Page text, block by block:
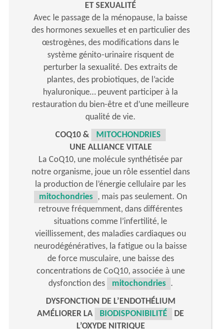
ET SEXUALITÉ
Avec le passage de la ménopause, la baisse
des hormones sexuelles et en particulier des
œstrogènes, des modifications dans le
système génito-urinaire risquent de
perturber la sexualité. Des extraits de
plantes, des probiotiques, de l’acide
hyaluronique… peuvent participer à la
restauration du bien-être et d’une meilleure
qualité de vie.
COQ10 &
MITOCHONDRIES
UNE ALLIANCE VITALE
La CoQ10, une molécule synthétisée par
notre organisme, joue un rôle essentiel dans
la production de l’énergie cellulaire par les
mitochondries , mais pas seulement. On
retrouve fréquemment, dans différentes
situations comme l’infertilité, le
vieillissement, des maladies cardiaques ou
neurodégénératives, la fatigue ou la baisse
de force musculaire, une baisse des
concentrations de CoQ10, associée à une
dysfonction des
mitochondries
.
DYSFONCTION DE L’ENDOTHÉLIUM
AMÉLIORER LA
BIODISPONIBILITÉ
DE
L’OXYDE NITRIQUE